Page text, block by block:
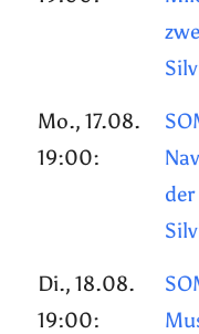
Mo., 17.08.
19:00:
Di., 18.08.
19:00: